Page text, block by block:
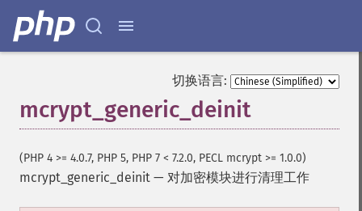
切换语言:
mcrypt_generic_deinit
(PHP 4 >= 4.0.7, PHP 5, PHP 7 < 7.2.0, PECL mcrypt >= 1.0.0)
mcrypt_generic_deinit — 对加密模块进行清理工作